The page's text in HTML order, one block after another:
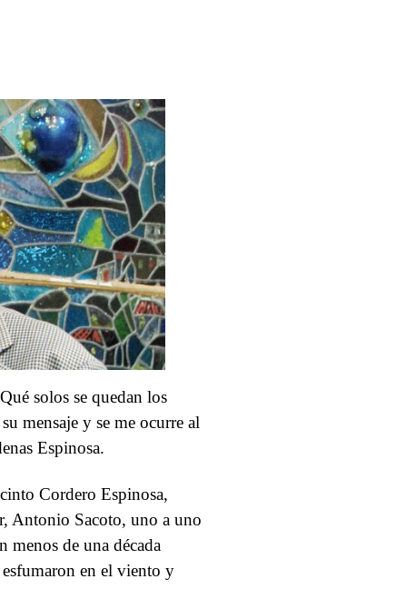
solos se quedan los
mensaje y se me ocurre al
Espinosa.
Cordero Espinosa,
Antonio Sacoto, uno a uno
menos de una década
en el viento y